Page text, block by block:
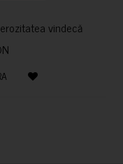
vindecă